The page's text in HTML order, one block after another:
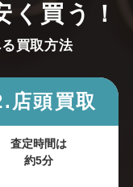
く買う！
買取方法
店頭買取
査定時間は
約5分